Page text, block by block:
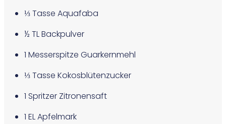
⅓ Tasse Aquafaba
½ TL Backpulver
1 Messerspitze Guarkernmehl
⅓ Tasse Kokosblütenzucker
1 Spritzer Zitronensaft
1 EL Apfelmark